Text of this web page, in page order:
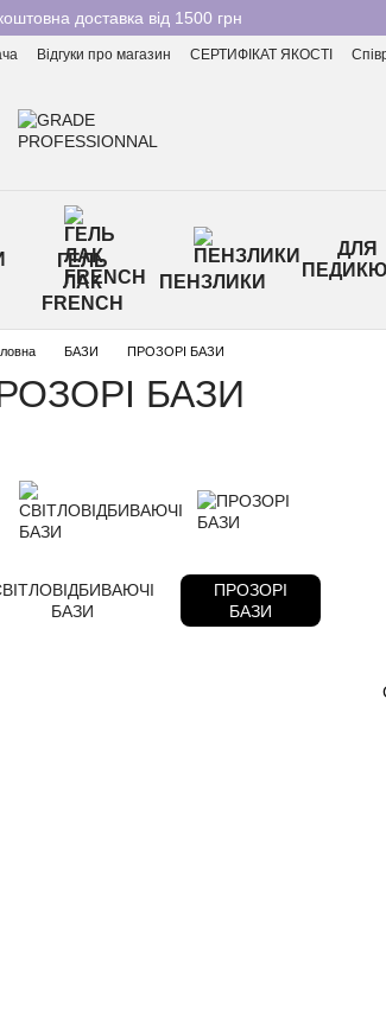
доставка від 1500 грн
Відгуки про магазин СЕРТИФІКАТ ЯКОСТІ
ГЕЛЬ
ЛАК
FRENCH
ПЕНЗЛИКИ
ДЛЯ
БАЗИ ПРОЗОРІ БАЗИ
БАЗИ
БАЗИ
ПРОЗОРІ
БАЗИ